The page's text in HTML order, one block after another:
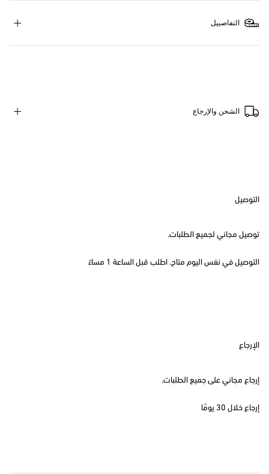
التفاصييل
الشحن والإرجاع
التوصيل
توصيل مجاني لجميع الطلبات.
التوصيل في نفس اليوم متاح. اطلب قبل الساعة 1 مساءً
الإرجاع
إرجاع مجاني على جميع الطلبات.
إرجاع خلال 30 يومًا